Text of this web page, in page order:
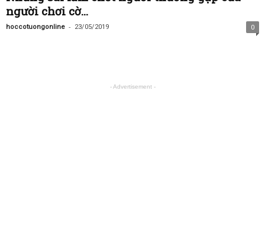
người chơi cờ...
hoccotuongonline - 23/05/2019 0
- Advertisement -